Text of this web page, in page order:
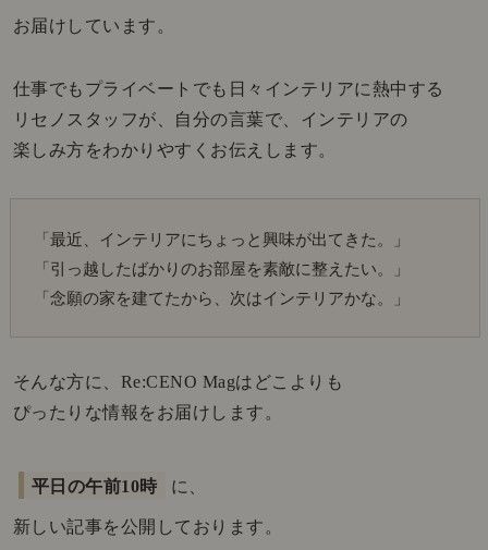
お届けしています。
仕事でもプライベートでも日々インテリアに熱中する
リセノスタッフが、自分の言葉で、インテリアの
楽しみ方をわかりやすくお伝えします。
「最近、インテリアにちょっと興味が出てきた。」
「引っ越したばかりのお部屋を素敵に整えたい。」
「念願の家を建てたから、次はインテリアかな。」
そんな方に、Re:CENO Magはどこよりも
ぴったりな情報をお届けします。
平日の午前10時 に、
新しい記事を公開しております。